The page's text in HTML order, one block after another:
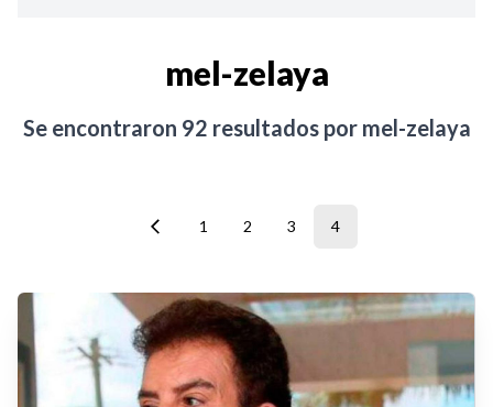
mel-zelaya
Se encontraron 92 resultados por mel-zelaya
1 2 3 4